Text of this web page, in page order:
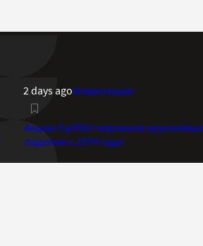
2 days agoИнвестиции
Акции Fujifilm пережили
падение с 1974 года